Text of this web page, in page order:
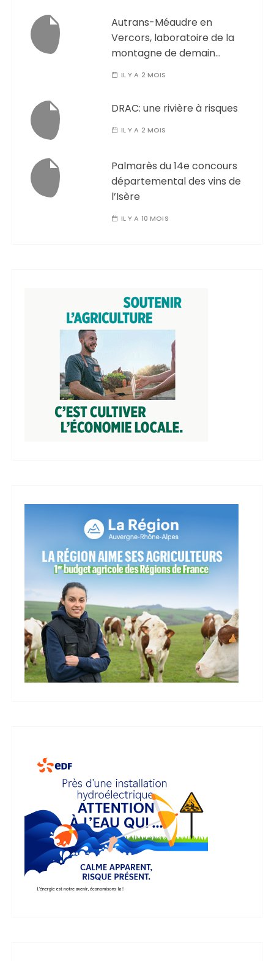
Autrans-Méaudre en
Vercors, laboratoire de la
montagne de demain…
IL Y A 2 MOIS
DRAC: une rivière à risques
IL Y A 2 MOIS
Palmarès du 14e concours
départemental des vins de
l’Isère
IL Y A 10 MOIS